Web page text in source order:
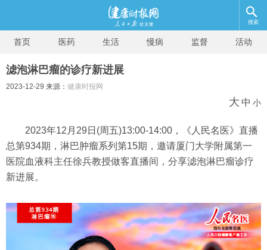
搜索
首页 医药 生活 慢病 监督 活动
滤泡淋巴瘤的诊疗新进展
2023-12-29 来源： 健康时报网
大 中 小
2023年12月29日(周五)13:00-14:00，《人民名医》直播
总第934期，淋巴肿瘤系列第15期，邀请厦门大学附属第一
医院血液科主任徐兵教授做客直播间，分享滤泡淋巴瘤诊疗
新进展。